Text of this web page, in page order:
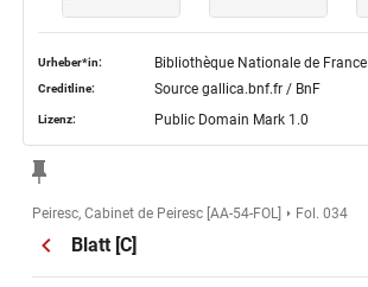
Urheber*in: Bibliothèque Nationale de France
Creditline: Source gallica.bnf.fr / BnF
Lizenz: Public Domain Mark 1.0
Peiresc, Cabinet de Peiresc [AA-54-FOL] Fol. 034
Blatt [C]